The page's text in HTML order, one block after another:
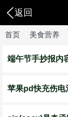
返回
首页 美食营养
端午节手抄报内
苹果pd快充伤电